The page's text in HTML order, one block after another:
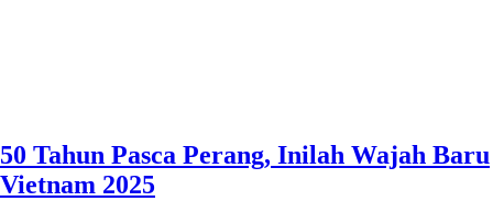
50 Tahun Pasca Perang, Inilah Wajah Baru
Vietnam 2025